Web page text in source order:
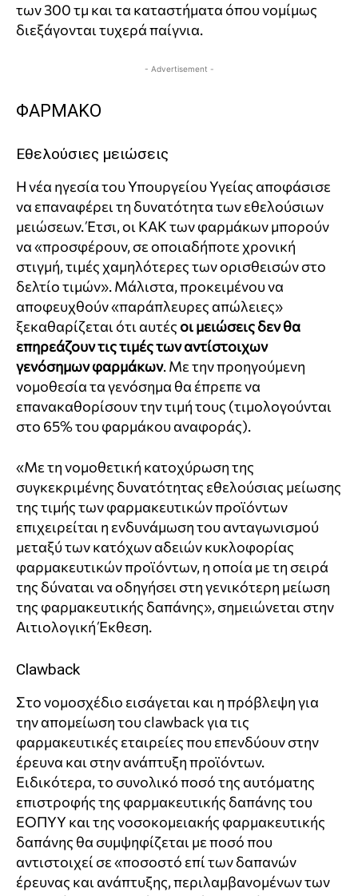
των 300 τμ και τα καταστήματα όπου νομίμως
διεξάγονται τυχερά παίγνια.
- Advertisement -
ΦΑΡΜΑΚΟ
Εθελούσιες μειώσεις
Η νέα ηγεσία του Υπουργείου Υγείας αποφάσισε
να επαναφέρει τη δυνατότητα των εθελούσιων
μειώσεων. Έτσι, οι ΚΑΚ των φαρμάκων μπορούν
να «προσφέρουν, σε οποιαδήποτε χρονική
στιγμή, τιμές χαμηλότερες των ορισθεισών στο
δελτίο τιμών». Μάλιστα, προκειμένου να
αποφευχθούν «παράπλευρες απώλειες»
ξεκαθαρίζεται ότι αυτές οι μειώσεις δεν θα
επηρεάζουν τις τιμές των αντίστοιχων
γενόσημων φαρμάκων. Με την προηγούμενη
νομοθεσία τα γενόσημα θα έπρεπε να
επανακαθορίσουν την τιμή τους (τιμολογούνται
στο 65% του φαρμάκου αναφοράς).
«Με τη νομοθετική κατοχύρωση της
συγκεκριμένης δυνατότητας εθελούσιας μείωσης
της τιμής των φαρμακευτικών προϊόντων
επιχειρείται η ενδυνάμωση του ανταγωνισμού
μεταξύ των κατόχων αδειών κυκλοφορίας
φαρμακευτικών προϊόντων, η οποία με τη σειρά
της δύναται να οδηγήσει στη γενικότερη μείωση
της φαρμακευτικής δαπάνης», σημειώνεται στην
Αιτιολογική Έκθεση.
Clawback
Στο νομοσχέδιο εισάγεται και η πρόβλεψη για
την απομείωση του clawback για τις
φαρμακευτικές εταιρείες που επενδύουν στην
έρευνα και στην ανάπτυξη προϊόντων.
Ειδικότερα, το συνολικό ποσό της αυτόματης
επιστροφής της φαρμακευτικής δαπάνης του
ΕΟΠΥΥ και της νοσοκομειακής φαρμακευτικής
δαπάνης θα συμψηφίζεται με ποσό που
αντιστοιχεί σε «ποσοστό επί των δαπανών
έρευνας και ανάπτυξης, περιλαμβανομένων των